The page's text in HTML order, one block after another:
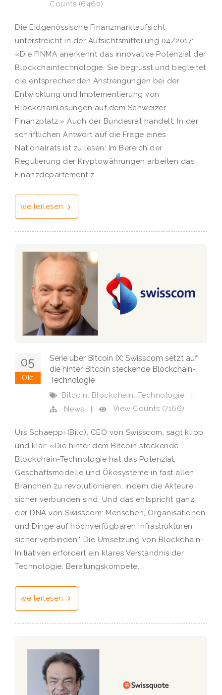
Counts (6460)
Die Eidgenössische Finanzmarktaufsicht
unterstreicht in der Aufsichtsmitteilung 04/2017:
«Die FINMA anerkennt das innovative Potenzial der
Blockchaintechnologie. Sie begrüsst und begleitet
die entsprechenden Anstrengungen bei der
Entwicklung und Implementierung von
Blockchainlösungen auf dem Schweizer
Finanzplatz.» Auch der Bundesrat handelt. In der
schriftlichen Antwort auf die Frage eines
Nationalrats ist zu lesen: Im Bereich der
Regulierung der Kryptowährungen arbeiten das
Finanzdepartement z...
weiterlesen
05
Okt
Serie über Bitcoin IX: Swisscom setzt auf
die hinter Bitcoin steckende Blockchain-
Technologie
Bitcoin, Blockchain, Technologie
|
News
| View Counts (7166)
Urs Schaeppi (Bild), CEO von Swisscom, sagt klipp
und klar: «Die hinter dem Bitcoin steckende
Blockchain-Technologie hat das Potenzial,
Geschäftsmodelle und Ökosysteme in fast allen
Branchen zu revolutionieren, indem die Akteure
sicher verbunden sind. Und das entspricht ganz
der DNA von Swisscom: Menschen, Organisationen
und Dinge auf hochverfügbaren Infrastrukturen
sicher verbinden." Die Umsetzung von Blockchain-
Initiativen erfordert ein klares Verständnis der
Technologie, Beratungskompete...
weiterlesen